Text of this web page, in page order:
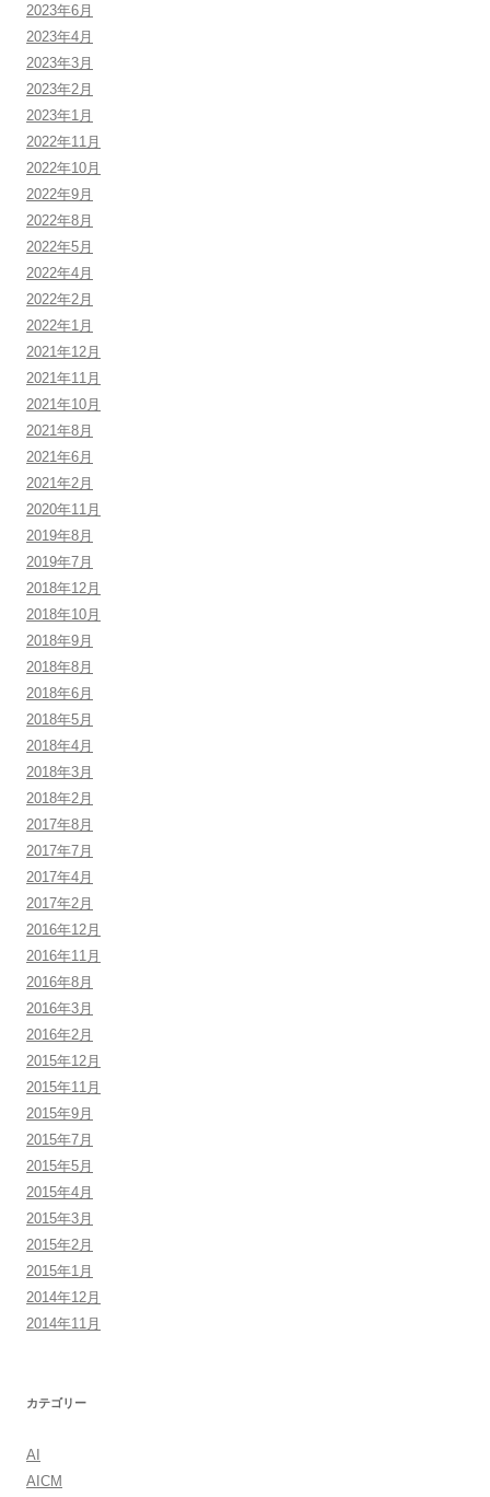
2023年6月
2023年4月
2023年3月
2023年2月
2023年1月
2022年11月
2022年10月
2022年9月
2022年8月
2022年5月
2022年4月
2022年2月
2022年1月
2021年12月
2021年11月
2021年10月
2021年8月
2021年6月
2021年2月
2020年11月
2019年8月
2019年7月
2018年12月
2018年10月
2018年9月
2018年8月
2018年6月
2018年5月
2018年4月
2018年3月
2018年2月
2017年8月
2017年7月
2017年4月
2017年2月
2016年12月
2016年11月
2016年8月
2016年3月
2016年2月
2015年12月
2015年11月
2015年9月
2015年7月
2015年5月
2015年4月
2015年3月
2015年2月
2015年1月
2014年12月
2014年11月
カテゴリー
AI
AICM